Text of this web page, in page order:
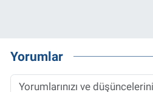
Yorumlar